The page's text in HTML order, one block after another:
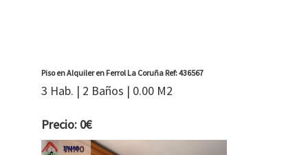
Piso en Alquiler en Ferrol La Coruña Ref: 436567
3 Hab. | 2 Baños | 0.00 M2
Precio: 0€